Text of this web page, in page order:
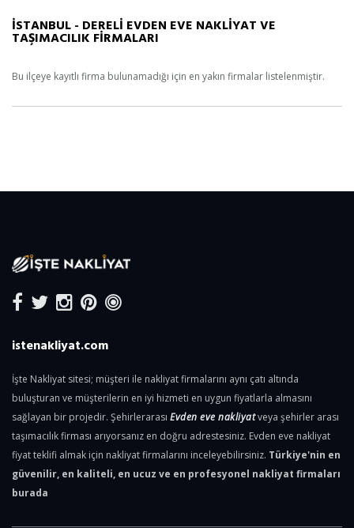
İSTANBUL - DERELİ EVDEN EVE NAKLİYAT VE
TAŞIMACILIK FİRMALARI
Bu ilçeye kayıtlı firma bulunamadığı için en yakın firmalar listelenmiştir.
istenakliyat.com
İşte Nakliyat sitesi; müşteri ile nakliyat firmalarını aynı çatı altında
buluşturan ve müşterilerin en iyi hizmeti en uygun fiyatlarla almasını
sağlayan bir projedir. Şehirlerarası Evden eve nakliyatveya şehirler arası
taşımacılık firması arıyorsanız en doğru adrestesiniz. Evden eve nakliyat
fiyat teklifi almak için nakliyat firmalarını inceleyebilirsiniz. Türkiye'nin en
güvenilir, en kaliteli, en ucuz ve en profesyonel nakliyat firmaları
burada